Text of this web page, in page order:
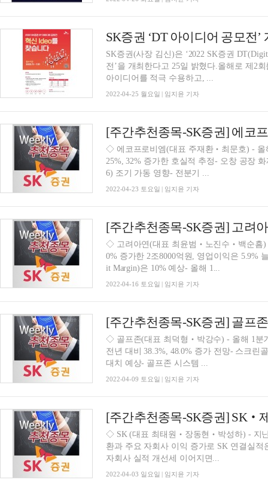
SK증권 ‘DT 아이디어 공모전’
SK증권(사장 김신)은 ‘2022 SK증권
전’을 개최한다고 25일 밝혔다.올해로 제2
아이디어를 적극 수용하고, ...
2022-04-25 월요일 | 임지윤 기자
[주간추천종목-SK증권] 에코
◇ 에코프로비엠(대표 주재환‧최문호) - 올
25%, 32% 증가한 호실적 추정- 오창 공장
6) 조기 가동 영향- 전분기 ...
2022-04-23 토요일 | 임지윤 기자
◇ 고려아연(대표 최윤범‧노진수‧백순흠)
0% 증가한 2조8000억원, 영업이익은 5.9%
it Margin)은 10% 예상- 올해 1...
2022-04-16 토요일 | 임지윤 기자
[주간추천종목-SK증권] 골프
◇ 골프존(대표 최덕형‧박강수) - 올해 1분
전년 대비 38.3%, 48.0% 증가 전망- 스크린
대치 예상- 골프존 시스템 ...
2022-04-09 토요일 | 임지윤 기자
[주간추천종목-SK증권] SK‧
◇ SK (대표 최태원‧장동현‧박성하) - 지
환과 주요 자회사 이익 증가로 SK 연결실
자회사 실적 개선세 이어지면...
2022-04-03 일요일 | 임지윤 기자